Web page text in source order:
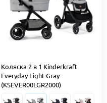
Коляска 2 в 1 Kinderkraft
Everyday Light Gray
(KSEVER00LGR2000)